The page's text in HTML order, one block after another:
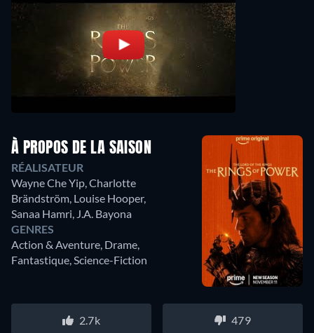
À PROPOS DE LA SAISON
RÉALISATEUR
Wayne Che Yip,Charlotte
Brändström, Louise Hooper,
Sanaa Hamri, J.A. Bayona
GENRES
Action & Aventure, Drame,
Fantastique, Science-Fiction
2.7k 479